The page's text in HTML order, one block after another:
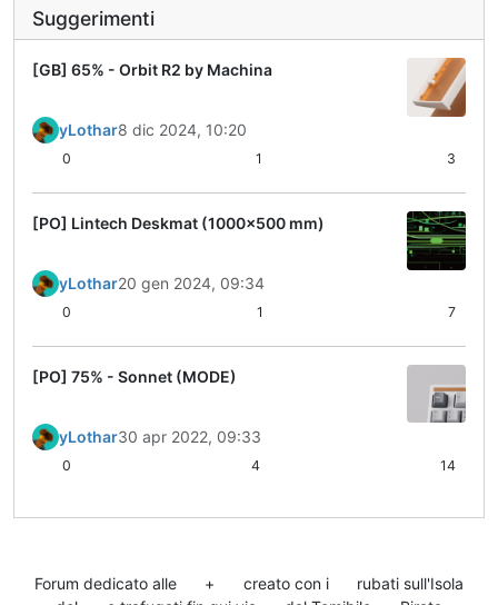
Suggerimenti
[GB] 65% - Orbit R2 by Machina
yLothar8 dic 2024, 10:20
0 1 3
[PO] Lintech Deskmat (1000x500 mm)
yLothar20 gen 2024, 09:34
0 1 7
[PO] 75% - Sonnet (MODE)
yLothar30 apr 2022, 09:33
0 4 14
Forum dedicato alle + creato con i
rubati sull'Isola